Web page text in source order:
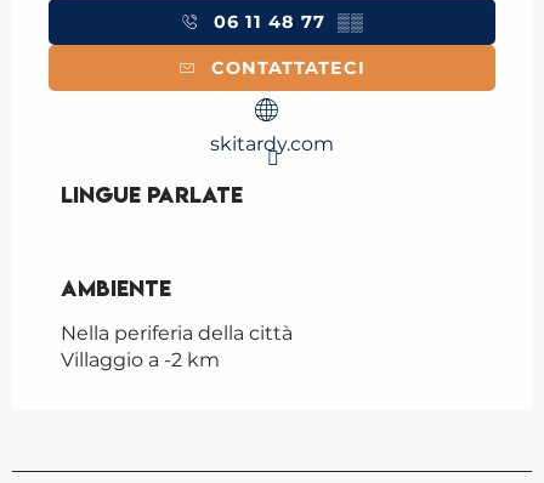
06 11 48 77 ▒▒
CONTATTATECI
skitardy.com
Lingue parlate
Lingue parlate
Ambiente
Ambiente
Nella periferia della città
Villaggio a -2 km